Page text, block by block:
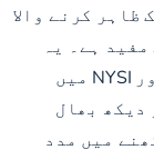
ظاہر کرنے والا
ہے۔ یہ
محفوظ، بے درد، اور غیر حملہ آور ہے اور NYSI میں
دیکھ بھال
میں مدد